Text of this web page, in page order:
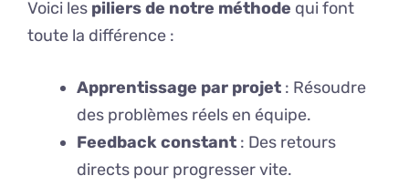
Voici les piliers de notre méthode qui font
toute la différence :
Apprentissage par projet : Résoudre
des problèmes réels en équipe.
Feedback constant : Des retours
directs pour progresser vite.